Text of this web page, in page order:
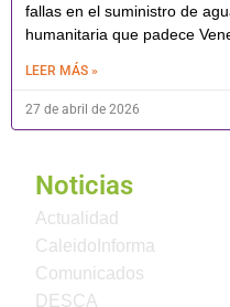
fallas en el suministro de
humanitaria que padece
LEER MÁS »
27 de abril de 2026
Noticias
Actualidad
CaleidoInforma
Comunicados
DESCA